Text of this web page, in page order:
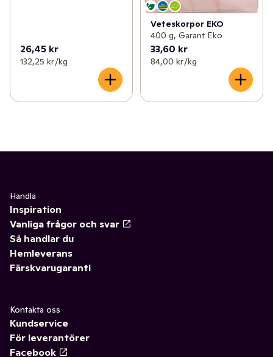
26,45 kr
132,25 kr /kg
Veteskorpor EKO
400 g, Garant Eko
33,60 kr
84,00 kr /kg
Handla
Inspiration
Vanliga frågor och svar
Så handlar du
Hemleverans
Färskvarugaranti
Kontakta oss
Kundservice
För leverantörer
Facebook